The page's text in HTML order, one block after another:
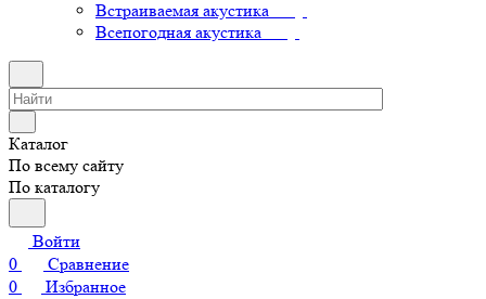
Встраиваемая акустика
Всепогодная акустика
Каталог
По всему сайту
По каталогу
Войти
0
Сравнение
0
Избранное